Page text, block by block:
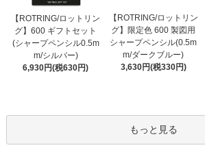
【ROTRING/ロットリン
グ】600 ギフトセット
(シャープペンシル0.5m
m/シルバー)
6,930円(税630円)
【ROTRING/ロットリン
グ】限定色 600 製図用
シャープペンシル(0.5m
m/ダークブルー)
3,630円(税330円)
もっと見る